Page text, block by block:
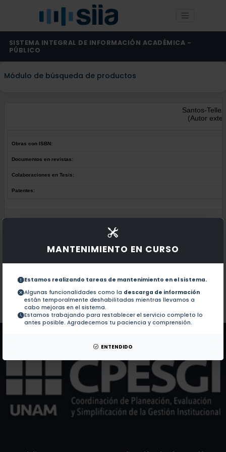
MANTENIMIENTO EN CURSO
Estamos realizando tareas de mantenimiento en el sistema.
Algunas funcionalidades como la descarga de información
están temporalmente deshabilitadas mientras llevamos a
cabo mejoras en el sistema.
Estamos trabajando para restablecer el servicio completo lo
antes posible. Agradecemos tu paciencia y comprensión.
ENTENDIDO
SISTEMA INTEGRAL DE INFORMACIÓN ACADÉMICA -
PÚBLICO
Módulo de búsqueda de productos
Santos-
(Autor
Obras con ISBN:
Documentos en revistas:
Colaboraciones en Tesis:
Patentes:
Colaboraciones en Tesis: No hay tesis de este autor.
Patentes: No hay patentes de este autor.